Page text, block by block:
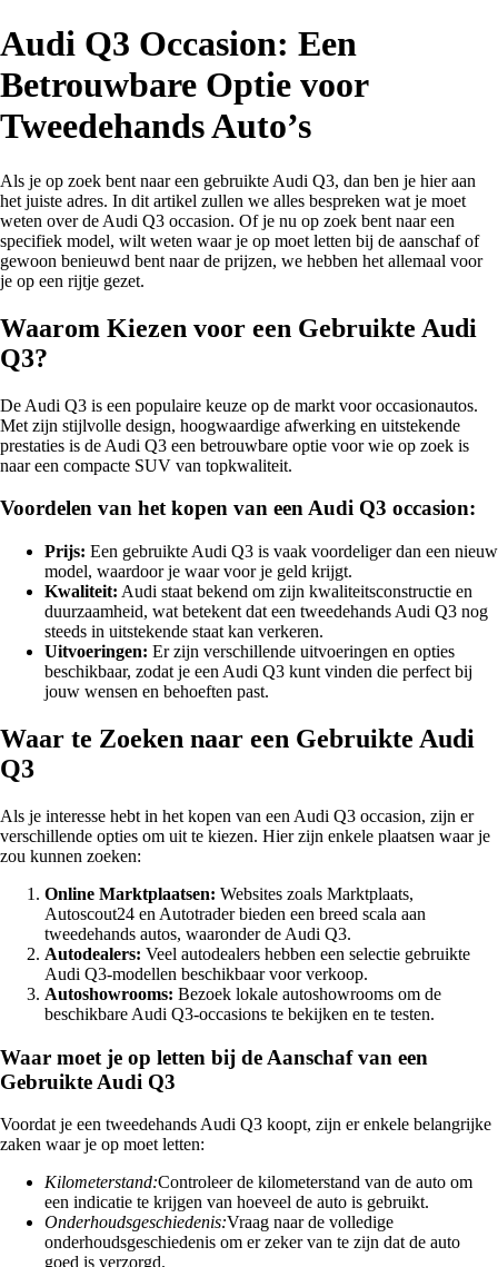
Audi Q3 Occasion: Een
Betrouwbare Optie voor
Tweedehands Auto’s
Als je op zoek bent naar een gebruikte Audi Q3, dan ben je hier aan
het juiste adres. In dit artikel zullen we alles bespreken wat je moet
weten over de Audi Q3 occasion. Of je nu op zoek bent naar een
specifiek model, wilt weten waar je op moet letten bij de aanschaf of
gewoon benieuwd bent naar de prijzen, we hebben het allemaal voor
je op een rijtje gezet.
Waarom Kiezen voor een Gebruikte Audi
Q3?
De Audi Q3 is een populaire keuze op de markt voor occasionautos.
Met zijn stijlvolle design, hoogwaardige afwerking en uitstekende
prestaties is de Audi Q3 een betrouwbare optie voor wie op zoek is
naar een compacte SUV van topkwaliteit.
Voordelen van het kopen van een Audi Q3 occasion:
Prijs: Een gebruikte Audi Q3 is vaak voordeliger dan een nieuw
model, waardoor je waar voor je geld krijgt.
Kwaliteit: Audi staat bekend om zijn kwaliteitsconstructie en
duurzaamheid, wat betekent dat een tweedehands Audi Q3 nog
steeds in uitstekende staat kan verkeren.
Uitvoeringen: Er zijn verschillende uitvoeringen en opties
beschikbaar, zodat je een Audi Q3 kunt vinden die perfect bij
jouw wensen en behoeften past.
Waar te Zoeken naar een Gebruikte Audi
Q3
Als je interesse hebt in het kopen van een Audi Q3 occasion, zijn er
verschillende opties om uit te kiezen. Hier zijn enkele plaatsen waar je
zou kunnen zoeken:
Online Marktplaatsen: Websites zoals Marktplaats,
Autoscout24 en Autotrader bieden een breed scala aan
tweedehands autos, waaronder de Audi Q3.
Autodealers: Veel autodealers hebben een selectie gebruikte
Audi Q3-modellen beschikbaar voor verkoop.
Autoshowrooms: Bezoek lokale autoshowrooms om de
beschikbare Audi Q3-occasions te bekijken en te testen.
Waar moet je op letten bij de Aanschaf van een
Gebruikte Audi Q3
Voordat je een tweedehands Audi Q3 koopt, zijn er enkele belangrijke
zaken waar je op moet letten:
Kilometerstand:Controleer de kilometerstand van de auto om
een ​​indicatie te krijgen van hoeveel de auto is gebruikt.
Onderhoudsgeschiedenis:Vraag naar de volledige
onderhoudsgeschiedenis om er zeker van te zijn dat de auto
goed is verzorgd.